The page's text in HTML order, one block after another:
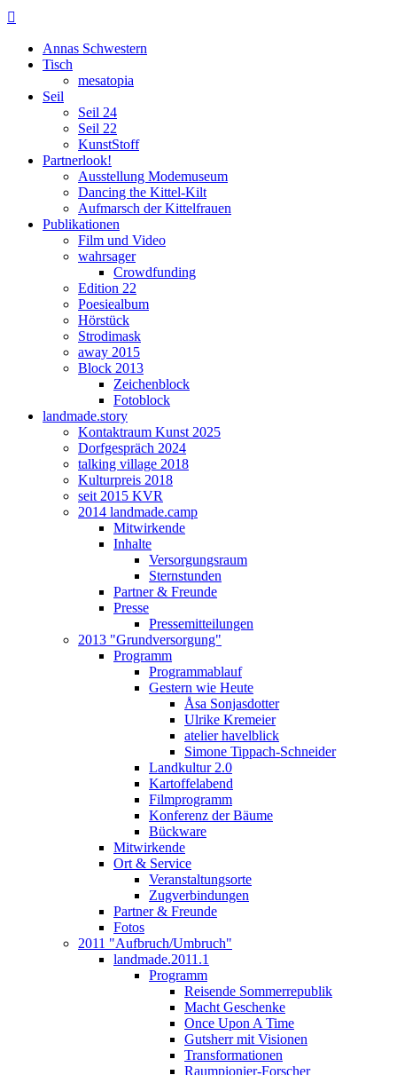

Annas Schwestern
Tisch
mesatopia
Seil
Seil 24
Seil 22
KunstStoff
Partnerlook!
Ausstellung Modemuseum
Dancing the Kittel-Kilt
Aufmarsch der Kittelfrauen
Publikationen
Film und Video
wahrsager
Crowdfunding
Edition 22
Poesiealbum
Hörstück
Strodimask
away 2015
Block 2013
Zeichenblock
Fotoblock
landmade.story
Kontaktraum Kunst 2025
Dorfgespräch 2024
talking village 2018
Kulturpreis 2018
seit 2015 KVR
2014 landmade.camp
Mitwirkende
Inhalte
Versorgungsraum
Sternstunden
Partner & Freunde
Presse
Pressemitteilungen
2013 "Grundversorgung"
Programm
Programmablauf
Gestern wie Heute
Åsa Sonjasdotter
Ulrike Kremeier
atelier havelblick
Simone Tippach-Schneider
Landkultur 2.0
Kartoffelabend
Filmprogramm
Konferenz der Bäume
Bückware
Mitwirkende
Ort & Service
Veranstaltungsorte
Zugverbindungen
Partner & Freunde
Fotos
2011 "Aufbruch/Umbruch"
landmade.2011.1
Programm
Reisende Sommerrepublik
Macht Geschenke
Once Upon A Time
Gutsherr mit Visionen
Transformationen
Raumpionier-Forscher